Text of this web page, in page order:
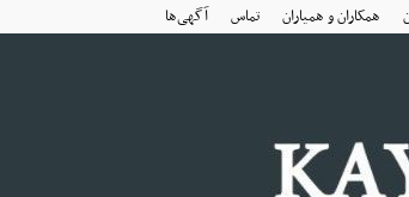
همکاران و همیاران تماس آگهی‌ها